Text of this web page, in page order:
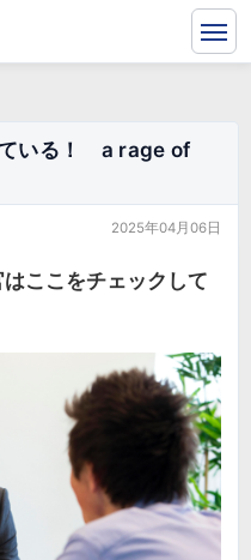
ている！ a rage of
2025年04月06日
ここをチェックして